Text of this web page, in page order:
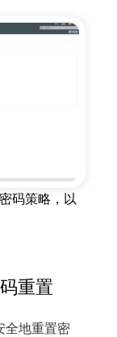
码策略，以
重置
全地重置密